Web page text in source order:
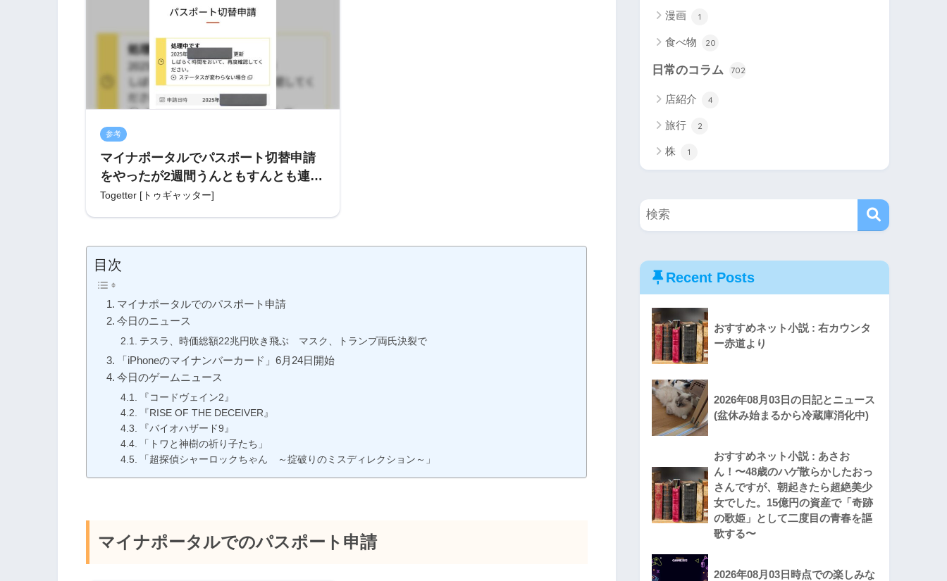
参考
マイナポータルでパスポート切替申請
をやったが2週間うんともすんとも連絡
が来ない→電話で問い合わせたらズッ
Togetter [トゥギャッター]
目次
マイナポータルでのパスポート申請
今日のニュース
テスラ、時価総額22兆円吹き飛ぶ マスク、トランプ両氏決裂で
「iPhoneのマイナンバーカード」6月24日開始
今日のゲームニュース
『コードヴェイン2』
『RISE OF THE DECEIVER』
『バイオハザード9』
「トワと神樹の祈り子たち」
「超探偵シャーロックちゃん ～掟破りのミスディレクション～」
マイナポータルでのパスポート申請
漫画 1
食べ物 20
日常のコラム 702
店紹介 4
旅行 2
株 1
Recent Posts
おすすめネット小説 : 右カウンタ
ー赤道より
2026年08月03日の日記とニュース
(盆休み始まるから冷蔵庫消化中)
おすすめネット小説 : あさお
ん！〜48歳のハゲ散らかしたおっ
さんですが、朝起きたら超絶美少
女でした。15億円の資産で「奇跡
の歌姫」として二度目の青春を謳
歌する〜
2026年08月03日時点での楽しみな